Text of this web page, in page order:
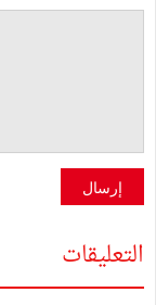
إرسال
التعليقات